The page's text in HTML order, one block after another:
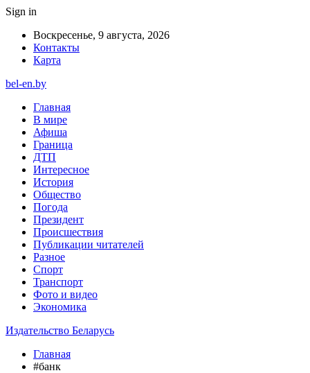
Sign in
Воскресенье, 9 августа, 2026
Контакты
Карта
bel-en.by
Главная
В мире
Афиша
Граница
ДТП
Интересное
История
Общество
Погода
Президент
Происшествия
Публикации читателей
Разное
Спорт
Транспорт
Фото и видео
Экономика
Издательство Беларусь
Главная
#банк